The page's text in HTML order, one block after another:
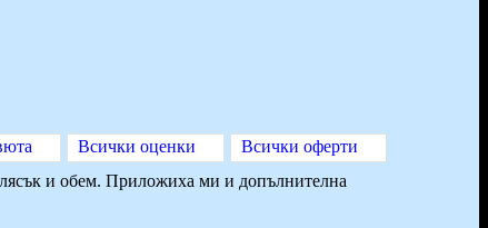
Всички оферти
Всички оценки
и обем. Приложиха ми и допълнителна